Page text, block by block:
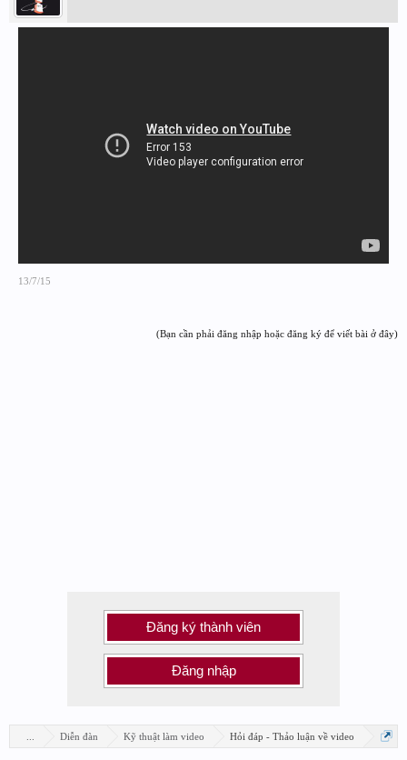
13/7/15
(Bạn cần phải đăng nhập hoặc đăng ký để viết bài ở đây)
Đăng ký thành viên
Đăng nhập
Diễn đàn Kỹ thuật làm video Hỏi đáp - Thảo luận về video